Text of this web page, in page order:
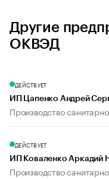
Другие
ОКВЭД
ДЕЙСТВУЕТ
ИП Цапенко Андрей
Производство
ДЕЙСТВУЕТ
ИП Коваленко Аркадий
Производство